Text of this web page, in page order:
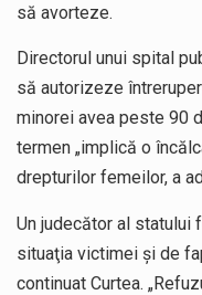
să avorteze.
Directorul unui spital
să autorizeze
minorei avea peste 90
termen „implică o
drepturilor femeilor, a
Un judecător al statului
situaţia victimei şi de
continuat Curtea.